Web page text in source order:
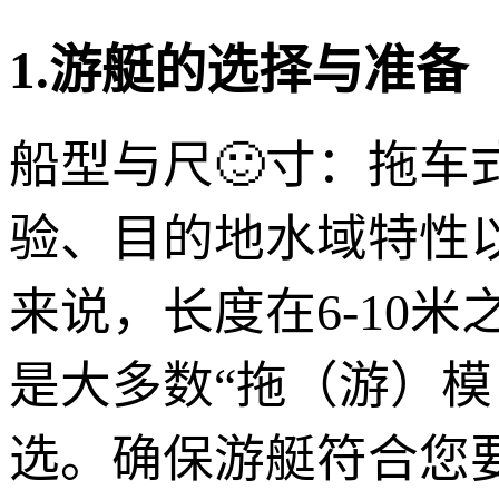
1.游艇的选择与准备
船型与尺🙂寸：拖车
验、目的地水域特性
来说，长度在6-10米
是大多数“拖（游）
选。确保游艇符合您